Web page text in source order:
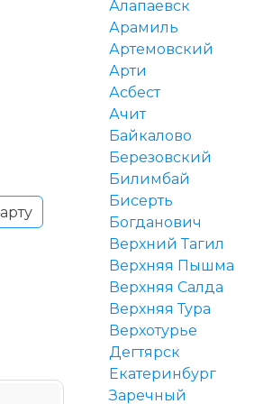
Алапаевск
Арамиль
Артемовский
Арти
Асбест
Ачит
Байкалово
Березовский
Билимбай
Бисерть
Богданович
Верхний Тагил
Верхняя Пышма
Верхняя Салда
Верхняя Тура
Верхотурье
Дегтярск
Екатеринбург
Заречный